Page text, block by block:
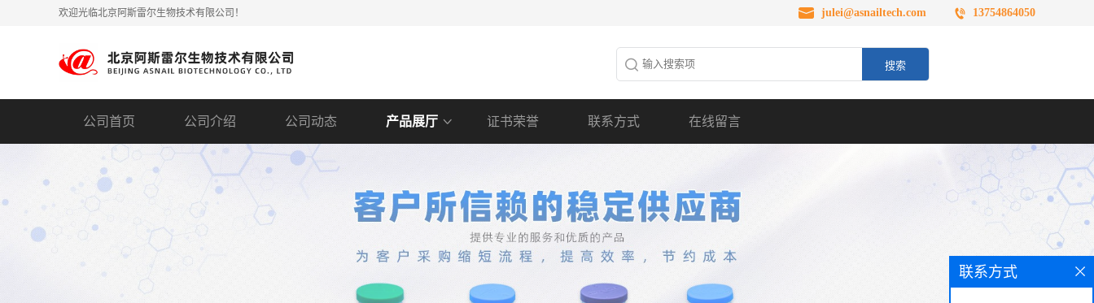
欢迎光临北京阿斯雷尔生物技术有限公司！ julei@asnailtech.com 13754864050
公司首页 公司介绍 公司动态 产品展厅 证书荣誉 联系方式 在线留言
联系方式